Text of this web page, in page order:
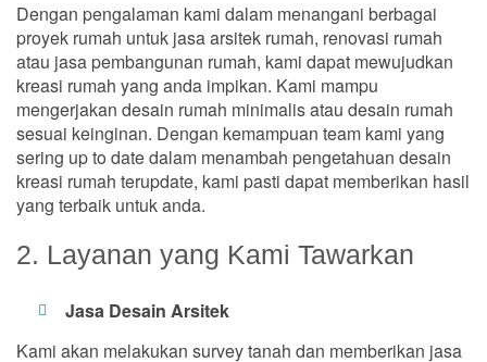
Dengan pengalaman kami dalam menangani berbagai
proyek rumah untuk jasa arsitek rumah, renovasi rumah
atau jasa pembangunan rumah, kami dapat mewujudkan
kreasi rumah yang anda impikan. Kami mampu
mengerjakan desain rumah minimalis atau desain rumah
sesuai keinginan. Dengan kemampuan team kami yang
sering up to date dalam menambah pengetahuan desain
kreasi rumah terupdate, kami pasti dapat memberikan hasil
yang terbaik untuk anda.
2. Layanan yang Kami Tawarkan
Jasa Desain Arsitek
Kami akan melakukan survey tanah dan memberikan jasa